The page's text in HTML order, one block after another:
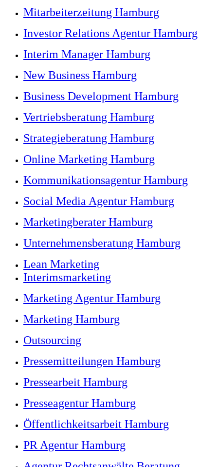
Mitarbeiterzeitung Hamburg
Investor Relations Agentur Hamburg
Interim Manager Hamburg
New Business Hamburg
Business Development Hamburg
Vertriebsberatung Hamburg
Strategieberatung Hamburg
Online Marketing Hamburg
Kommunikationsagentur Hamburg
Social Media Agentur Hamburg
Marketingberater Hamburg
Unternehmensberatung Hamburg
Lean Marketing
Interimsmarketing
Marketing Agentur Hamburg
Marketing Hamburg
Outsourcing
Pressemitteilungen Hamburg
Pressearbeit Hamburg
Presseagentur Hamburg
Öffentlichkeitsarbeit Hamburg
PR Agentur Hamburg